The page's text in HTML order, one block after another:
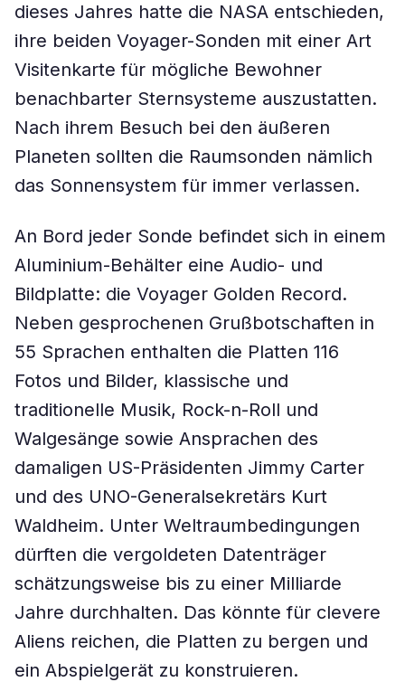
dieses Jahres hatte die NASA entschieden,
ihre beiden Voyager-Sonden mit einer Art
Visitenkarte für mögliche Bewohner
benachbarter Sternsysteme auszustatten.
Nach ihrem Besuch bei den äußeren
Planeten sollten die Raumsonden nämlich
das Sonnensystem für immer verlassen.
An Bord jeder Sonde befindet sich in einem
Aluminium-Behälter eine Audio- und
Bildplatte: die Voyager Golden Record.
Neben gesprochenen Grußbotschaften in
55 Sprachen enthalten die Platten 116
Fotos und Bilder, klassische und
traditionelle Musik, Rock-n-Roll und
Walgesänge sowie Ansprachen des
damaligen US-Präsidenten Jimmy Carter
und des UNO-Generalsekretärs Kurt
Waldheim. Unter Weltraumbedingungen
dürften die vergoldeten Datenträger
schätzungsweise bis zu einer Milliarde
Jahre durchhalten. Das könnte für clevere
Aliens reichen, die Platten zu bergen und
ein Abspielgerät zu konstruieren.